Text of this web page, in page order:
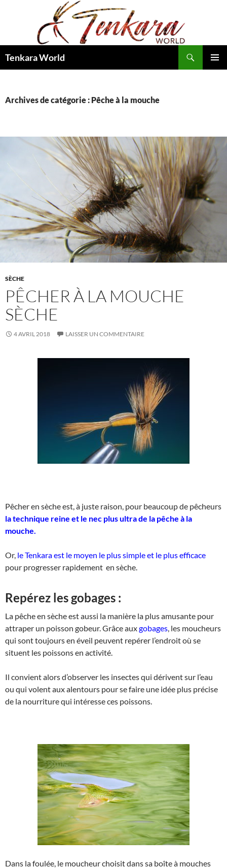
Tenkara World
Archives de catégorie : Pêche à la mouche
SÈCHE
PÊCHER À LA MOUCHE
SÈCHE
4 AVRIL 2018 LAISSER UN COMMENTAIRE
Pêcher en sèche est, à juste raison, pour beaucoup de pêcheurs
la technique reine et le nec plus ultra de la pêche à la
mouche.
Or, le Tenkara est le moyen le plus simple et le plus efficace
pour progresser rapidement en sèche.
Repérez les gobages :
La pêche en sèche est aussi la manière la plus amusante pour
attraper un poisson gobeur. Grâce auxgobages, les moucheurs
qui sont toujours en éveil peuvent repérer l’endroit où se
situent les poissons en activité.
Il convient alors d’observer les insectes qui dérivent sur l’eau
ou qui volent aux alentours pour se faire une idée plus précise
de la nourriture qui intéresse ces poissons.
Dans la foulée, le moucheur choisit dans sa boîte à mouches